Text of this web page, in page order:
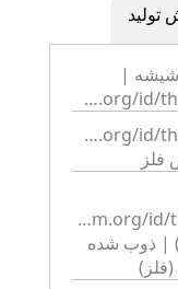
توليد
http://collection.britishmuseum.org/id/thesauri/x113752